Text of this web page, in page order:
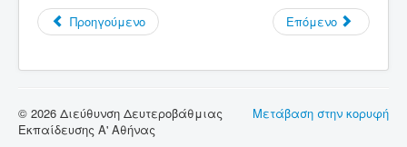
Επικοινωνία
Προηγούμενο Επόμενο
Μετάβαση στην κορυφή
© 2026 Διεύθυνση Δευτεροβάθμιας
Εκπαίδευσης Α' Αθήνας